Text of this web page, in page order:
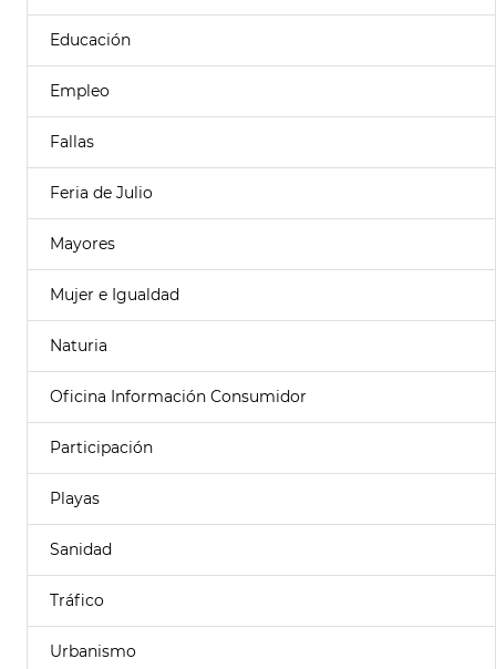
Educación
Empleo
Fallas
Feria de Julio
Mayores
Mujer e Igualdad
Naturia
Oficina Información Consumidor
Participación
Playas
Sanidad
Tráfico
Urbanismo